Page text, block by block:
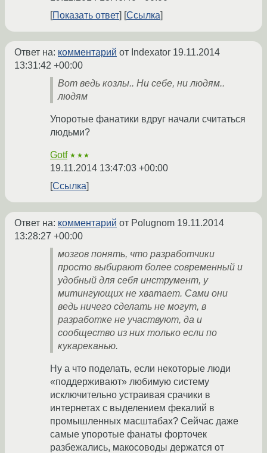
Показать ответ
Ссылка
Ответ на: комментарий от Indexator 19.11.2014
13:31:42 +00:00
Вот ведь козлы.. Ни себе, ни людям..
людям
Упоротые фанатики вдруг начали считаться
людьми?
Gotf ★★★
19.11.2014 13:47:03 +00:00
Ссылка
Ответ на: комментарий от Polugnom 19.11.2014
13:28:27 +00:00
мозгов понять, что разработчики
просто выбирают более современный и
удобный для себя инструмент, у
митингующих не хватает. Сами они
ведь ничего сделать не могут, в
разработке не участвуют, да и
сообщество из них только если по
кукареканью.
Ну а что поделать, если некоторые люди
«поддерживают» любимую систему
исключительно устраивая срачики в
интернетах с выделением фекалий в
промышленных масштабах? Сейчас даже
самые упоротые фанаты форточек
разбежались, макосоводы держатся от